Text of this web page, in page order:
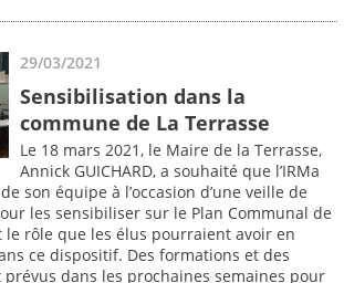
29/03/2021
Sensibilisation dans la
commune de La Terrasse
Le 18 mars 2021, le Maire de la Terrasse,
Annick GUICHARD, a souhaité que l’IRMa
son équipe à l’occasion d’une veille de
les sensibiliser sur le Plan Communal de
le rôle que les élus pourraient avoir en
ce dispositif. Des formations et des
dans les prochaines semaines pour